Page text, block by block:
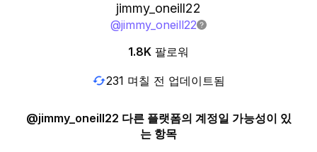
jimmy_oneill22
@jimmy_oneill22
1.8K 팔로워
231 며칠 전 업데이트됨
@jimmy_oneill22 다른 플랫폼의 계정일 가능성이 있
는 항목